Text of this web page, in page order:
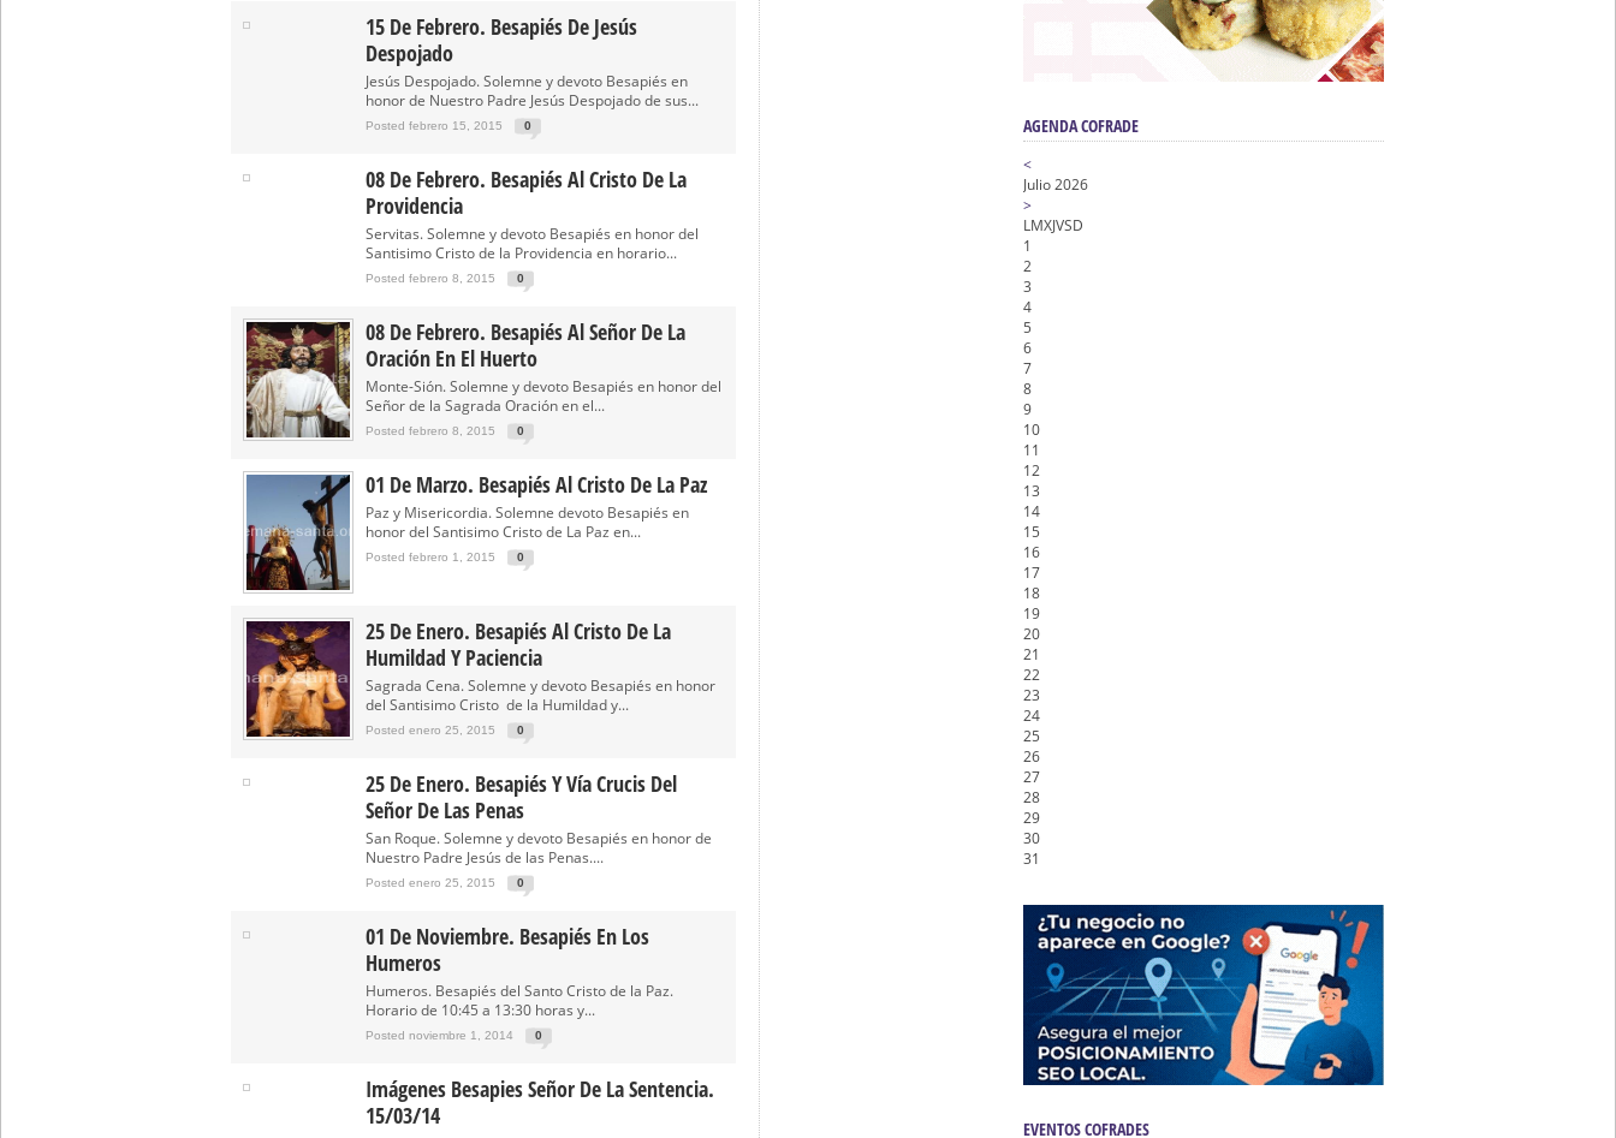
Función Principal de Instituto a la Virgen del Valle
Besapié y Besamano en la Quinta Angustia
15 De Febrero. Besapiés De Jesús
Despojado
Jesús Despojado. Solemne y devoto Besapiés en
honor de Nuestro Padre Jesús Despojado de sus...
Posted febrero 15, 2015 0
08 De Febrero. Besapiés Al Cristo De La
Providencia
Servitas. Solemne y devoto Besapiés en honor del
Santisimo Cristo de la Providencia en horario...
Posted febrero 8, 2015 0
08 De Febrero. Besapiés Al Señor De La
Oración En El Huerto
Monte-Sión. Solemne y devoto Besapiés en honor del
Señor de la Sagrada Oración en el...
Posted febrero 8, 2015 0
01 De Marzo. Besapiés Al Cristo De La Paz
Paz y Misericordia. Solemne devoto Besapiés en
honor del Santisimo Cristo de La Paz en...
Posted febrero 1, 2015 0
25 De Enero. Besapiés Al Cristo De La
Humildad Y Paciencia
Sagrada Cena. Solemne y devoto Besapiés en honor
del Santisimo Cristo de la Humildad y...
Posted enero 25, 2015 0
25 De Enero. Besapiés Y Vía Crucis Del
Señor De Las Penas
San Roque. Solemne y devoto Besapiés en honor de
Nuestro Padre Jesús de las Penas....
Posted enero 25, 2015 0
01 De Noviembre. Besapiés En Los
Humeros
Humeros. Besapiés del Santo Cristo de la Paz.
Horario de 10:45 a 13:30 horas y...
Posted noviembre 1, 2014 0
Imágenes Besapies Señor De La Sentencia.
15/03/14
AGENDA COFRADE
<
Julio 2026
>
LMXJVSD
1
2
3
4
5
6
7
8
9
10
11
12
13
14
15
16
17
18
19
20
21
22
23
24
25
26
27
28
29
30
31
EVENTOS COFRADES